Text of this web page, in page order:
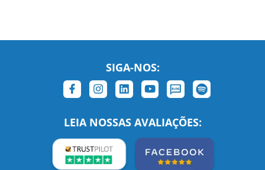
SIGA-NOS:
LEIA NOSSAS AVALIAÇÕES: